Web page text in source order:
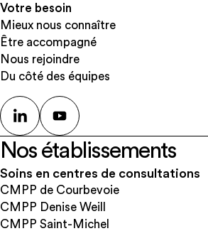
Votre besoin
Mieux nous connaître
Être accompagné
Nous rejoindre
Du côté des équipes
Nos établissements
Soins en centres de consultations
CMPP de Courbevoie
CMPP Denise Weill
CMPP Saint-Michel